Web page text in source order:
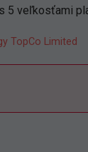
5 veľkosťami
TopCo Limited